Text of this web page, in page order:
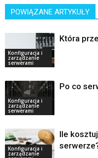
POWIĄZANE ARTYKUŁY
Konfiguracja i
zarządzanie
serwerami
Która
Konfiguracja i
zarządzanie
serwerami
Po co
Konfiguracja i
zarządzanie
Ile